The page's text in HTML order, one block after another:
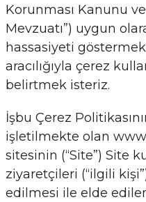
Korunması Kanunu
Mevzuatı”) uygun
hassasiyeti
aracılığıyla çerez
belirtmek isteriz.
İşbu Çerez
işletilmekte olan
sitesinin (“Site”) Site
ziyaretçileri (“ilgili
edilmesi ile elde